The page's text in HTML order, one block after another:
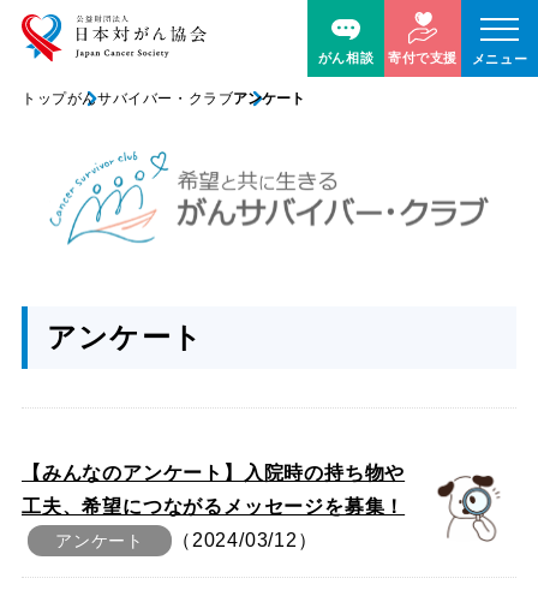
がん相談 寄付で支援 メニュー
トップがんサバイバー・クラブアンケート
アンケート
【みんなのアンケート】入院時の持ち物や
工夫、希望につながるメッセージを募集！
アンケート （2024/03/12）